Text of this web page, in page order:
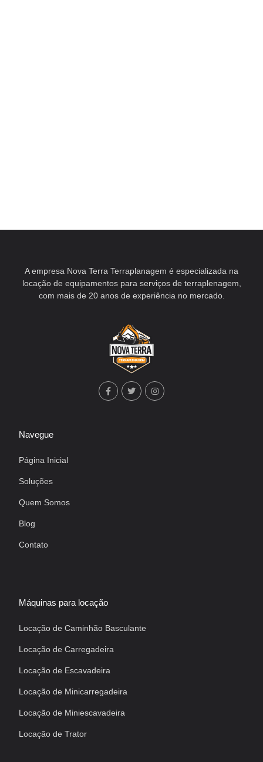
A empresa Nova Terra Terraplanagem é especializada na
locação de equipamentos para serviços de terraplenagem,
com mais de 20 anos de experiência no mercado.
Navegue
Página Inicial
Soluções
Quem Somos
Blog
Contato
Máquinas para locação
Locação de Caminhão Basculante
Locação de Carregadeira
Locação de Escavadeira
Locação de Minicarregadeira
Locação de Miniescavadeira
Locação de Trator